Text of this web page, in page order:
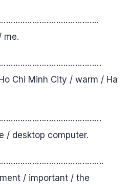
me.
Chi Minh City / warm / Ha
/ desktop computer.
/ important / the